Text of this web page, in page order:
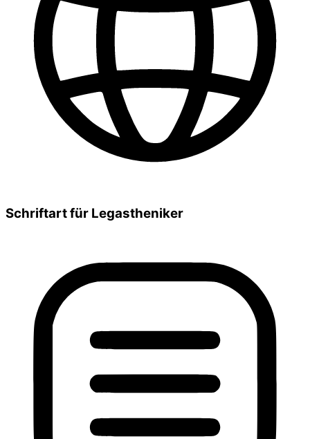
Schriftart für Legastheniker